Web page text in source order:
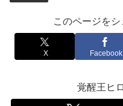
このページを
X Facebook
覚醒王ヒ